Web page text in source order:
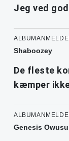
Jeg ved
Shaboozey
De fleste
kæmper
Genesis Owusu